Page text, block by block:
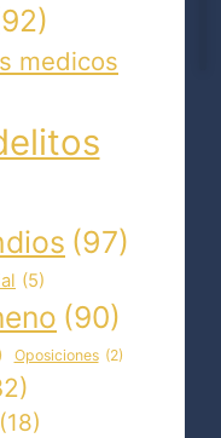
medicos
(97)
(5)
(90)
Oposiciones (2)
(18)